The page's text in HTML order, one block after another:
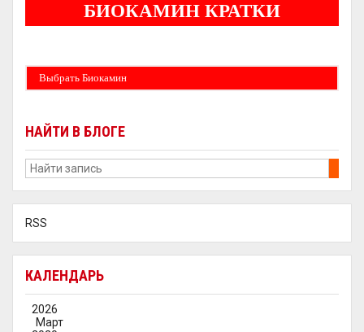
БИОКАМИН КРАТКИ
Выбрать Биокамин
НАЙТИ В БЛОГЕ
RSS
КАЛЕНДАРЬ
2026
Март